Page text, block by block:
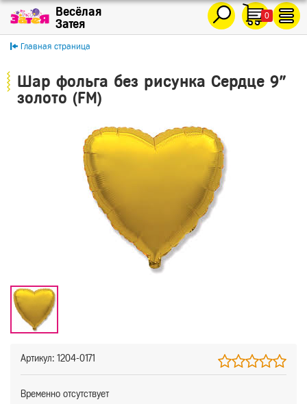
0
Главная страница
Шар фольга без рисунка Сердце 9"
золото (FM)
Артикул: 1204-0171
Временно отсутствует